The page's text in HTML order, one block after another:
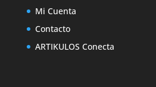
Mi Cuenta
Contacto
ARTIKULOS Conecta